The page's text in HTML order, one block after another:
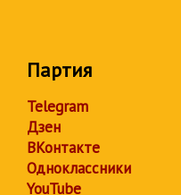
Партия
Telegram
Дзен
ВКонтакте
Одноклассники
YouTube